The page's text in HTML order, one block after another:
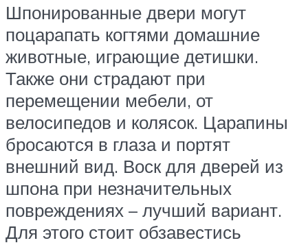
Шпонированные двери могут
поцарапать когтями домашние
животные, играющие детишки.
Также они страдают при
перемещении мебели, от
велосипедов и колясок. Царапины
бросаются в глаза и портят
внешний вид. Воск для дверей из
шпона при незначительных
повреждениях – лучший вариант.
Для этого стоит обзавестись